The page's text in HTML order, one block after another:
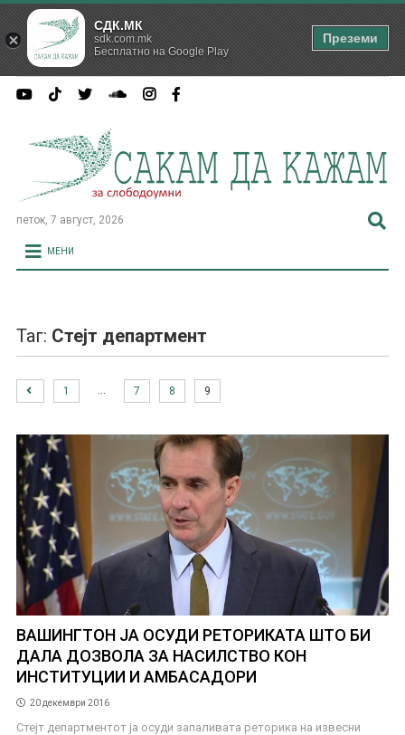
петок, 7 август, 2026
МЕНИ
Таг: Стејт департмент
1 7 8 9
ВАШИНГТОН ЈА ОСУДИ РЕТОРИКАТА ШТО БИ
ДАЛА ДОЗВОЛА ЗА НАСИЛСТВО КОН
ИНСТИТУЦИИ И АМБАСАДОРИ
20 декември 2016
Стејт департментот ја осуди запаливата реторика на извесни
СДК.МК
sdk.com.mk
Бесплатно на Google Play
Преземи